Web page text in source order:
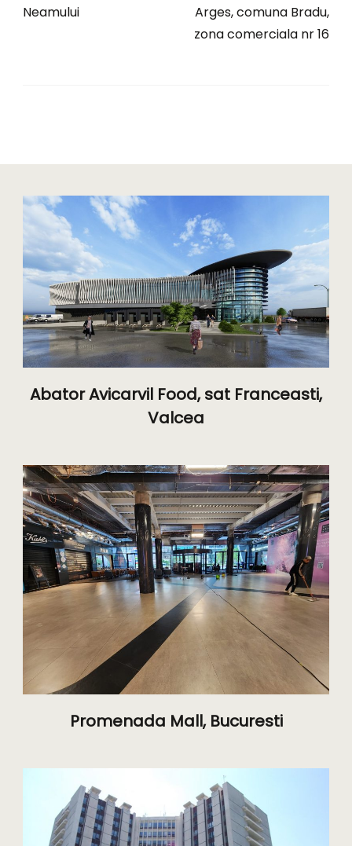
Neamului
Arges, comuna Bradu,
zona comerciala nr 16
Abator Avicarvil Food, sat Franceasti,
Valcea
Promenada Mall, Bucuresti